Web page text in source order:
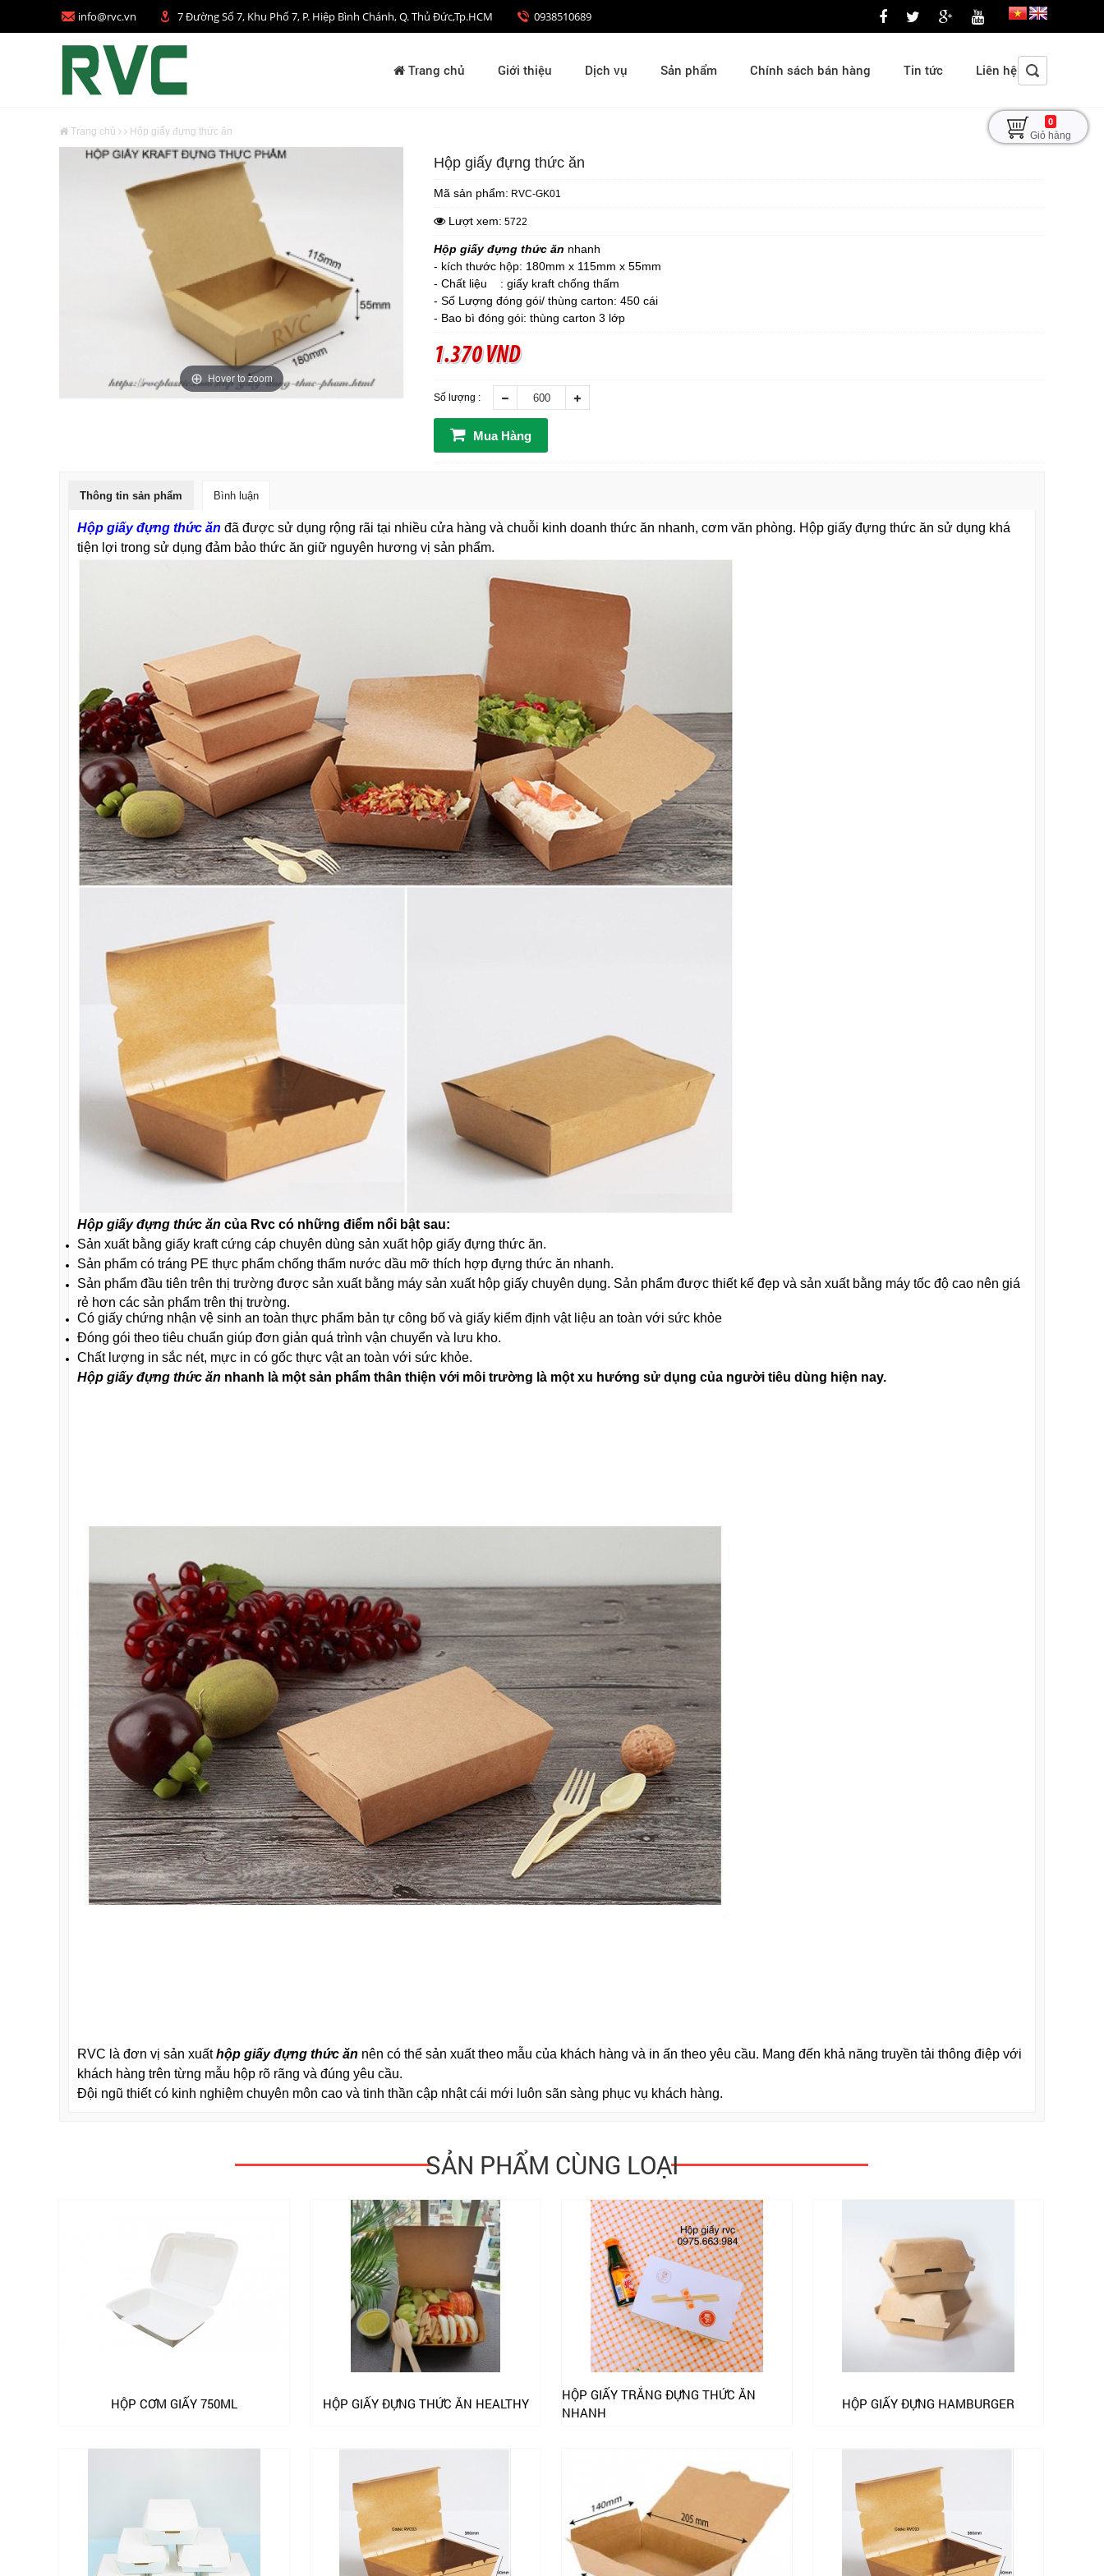
info@rvc.vn 7 Đường Số 7, Khu Phố 7, P. Hiệp Bình Chánh, Q. Thủ Đức,Tp.HCM 0938510689
Trang chủ Giới thiệu Dịch vụ Sản phẩm Chính sách bán hàng Tin tức Liên hệ
0
Giỏ hàng
Trang chủ Hộp giấy đựng thức ăn
Hover to zoom
Hộp giấy đựng thức ăn
Mã sản phẩm: RVC-GK01
Lượt xem: 5722
Hộp giấy đựng thức ăn nhanh
- kích thước hộp: 180mm x 115mm x 55mm
- Chất liệu : giấy kraft chống thấm
- Số Lượng đóng gói/ thùng carton: 450 cái
- Bao bì đóng gói: thùng carton 3 lớp
1.370 VND
Số lượng :
Mua Hàng
Thông tin sản phẩm Bình luận
Hộp giấy đựng thức ăn đã được sử dụng rộng rãi tại nhiều cửa hàng và chuỗi kinh doanh thức ăn nhanh, cơm văn phòng. Hộp giấy đựng thức ăn sử dụng khá
tiện lợi trong sử dụng đảm bảo thức ăn giữ nguyên hương vị sản phẩm.
Hộp giấy đựng thức ăn của Rvc có những điểm nổi bật sau:
Sản xuất bằng giấy kraft cứng cáp chuyên dùng sản xuất hộp giấy đựng thức ăn.
Sản phẩm có tráng PE thực phẩm chống thấm nước dầu mỡ thích hợp đựng thức ăn nhanh.
Sản phẩm đầu tiên trên thị trường được sản xuất bằng máy sản xuất hộp giấy chuyên dụng. Sản phẩm được thiết kế đẹp và sản xuất bằng máy tốc độ cao nên giá
rẻ hơn các sản phẩm trên thị trường.
Có giấy chứng nhận vệ sinh an toàn thực phẩm bản tự công bố và giấy kiểm định vật liệu an toàn với sức khỏe
Đóng gói theo tiêu chuẩn giúp đơn giản quá trình vận chuyển và lưu kho.
Chất lượng in sắc nét, mực in có gốc thực vật an toàn với sức khỏe.
Hộp giấy đựng thức ăn nhanh là một sản phẩm thân thiện với môi trường là một xu hướng sử dụng của người tiêu dùng hiện nay.
RVC là đơn vị sản xuấthộp giấy đựng thức ăn nên có thể sản xuất theo mẫu của khách hàng và in ấn theo yêu cầu. Mang đến khả năng truyền tải thông điệp với
khách hàng trên từng mẫu hộp rõ rãng và đúng yêu cầu.
Đội ngũ thiết có kinh nghiệm chuyên môn cao và tinh thần cập nhật cái mới luôn sãn sàng phục vụ khách hàng.
SẢN PHẨM CÙNG LOẠI
HỘP CƠM GIẤY 750ML HỘP GIẤY ĐỰNG THỨC ĂN HEALTHY
HỘP GIẤY TRẮNG ĐỰNG THỨC ĂN
NHANH
HỘP GIẤY ĐỰNG HAMBURGER